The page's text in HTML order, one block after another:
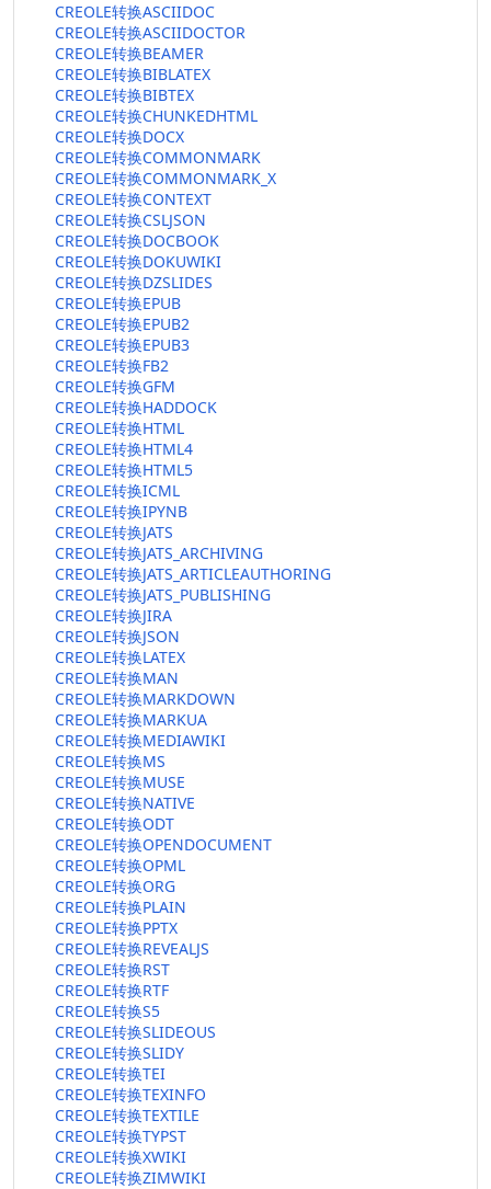
CREOLE转换ASCIIDOC
CREOLE转换ASCIIDOCTOR
CREOLE转换BEAMER
CREOLE转换BIBLATEX
CREOLE转换BIBTEX
CREOLE转换CHUNKEDHTML
CREOLE转换DOCX
CREOLE转换COMMONMARK
CREOLE转换COMMONMARK_X
CREOLE转换CONTEXT
CREOLE转换CSLJSON
CREOLE转换DOCBOOK
CREOLE转换DOKUWIKI
CREOLE转换DZSLIDES
CREOLE转换EPUB
CREOLE转换EPUB2
CREOLE转换EPUB3
CREOLE转换FB2
CREOLE转换GFM
CREOLE转换HADDOCK
CREOLE转换HTML
CREOLE转换HTML4
CREOLE转换HTML5
CREOLE转换ICML
CREOLE转换IPYNB
CREOLE转换JATS
CREOLE转换JATS_ARCHIVING
CREOLE转换JATS_ARTICLEAUTHORING
CREOLE转换JATS_PUBLISHING
CREOLE转换JIRA
CREOLE转换JSON
CREOLE转换LATEX
CREOLE转换MAN
CREOLE转换MARKDOWN
CREOLE转换MARKUA
CREOLE转换MEDIAWIKI
CREOLE转换MS
CREOLE转换MUSE
CREOLE转换NATIVE
CREOLE转换ODT
CREOLE转换OPENDOCUMENT
CREOLE转换OPML
CREOLE转换ORG
CREOLE转换PLAIN
CREOLE转换PPTX
CREOLE转换REVEALJS
CREOLE转换RST
CREOLE转换RTF
CREOLE转换S5
CREOLE转换SLIDEOUS
CREOLE转换SLIDY
CREOLE转换TEI
CREOLE转换TEXINFO
CREOLE转换TEXTILE
CREOLE转换TYPST
CREOLE转换XWIKI
CREOLE转换ZIMWIKI